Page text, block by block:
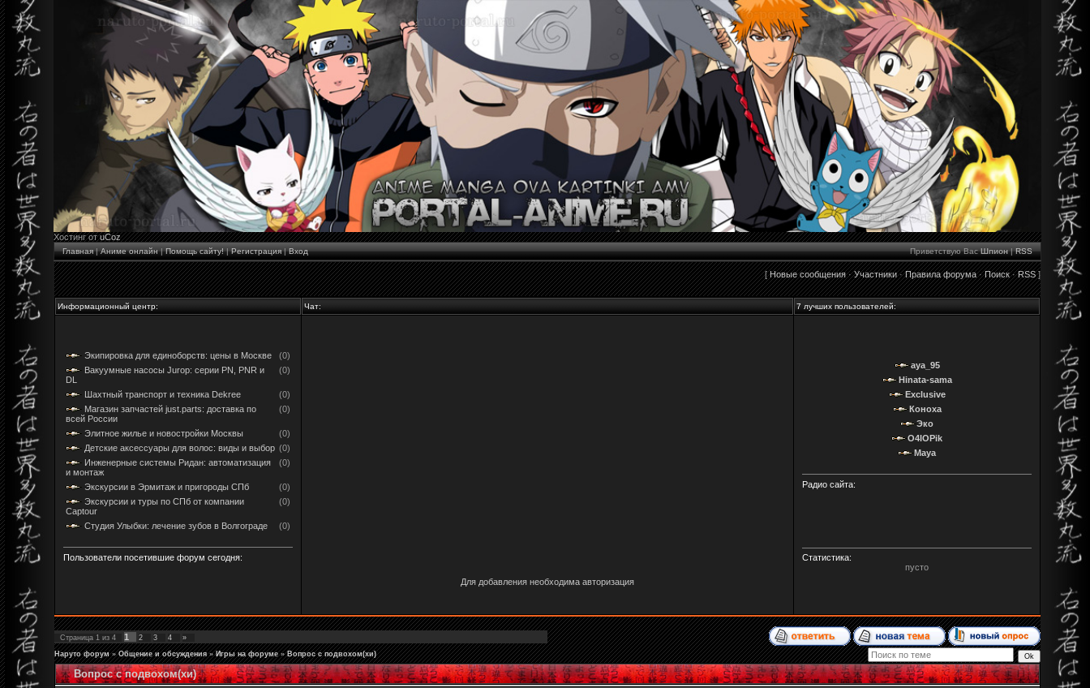
Хостинг отuCoz
Главная|Аниме онлайн|Помощь сайту!|Регистрация|Вход Приветствую Вас Шпион|RSS
[Новые сообщения·Участники·Правила форума·Поиск·RSS]
Информационный центр: Чат: 7 лучших пользователей:
Экипировка для единоборств: цены в Москве
(0)
Вакуумные насосы Jurop: серии PN, PNR и
DL
(0)
Шахтный транспорт и техника Dekree
(0)
Магазин запчастей just.parts: доставка по
всей России
(0)
Элитное жилье и новостройки Москвы
(0)
Детские аксессуары для волос: виды и выбор (0)
Инженерные системы Ридан: автоматизация
и монтаж
(0)
Экскурсии в Эрмитаж и пригороды СПб
(0)
Экскурсии и туры по СПб от компании
Captour
(0)
Студия Улыбки: лечение зубов в Волгограде (0)
Пользователи посетившие форум сегодня:
Для добавления необходима авторизация
aya_95
Hinata-sama
Exclusive
Коноха
Эко
O4IOPik
Maya
Радио сайта:
Статистика:
пусто
Страница 1 из 4 1 2 3 4
»
Наруто форум » Общение и обсуждения » Игры на форуме » Вопрос с подвохом(хи)
Вопрос с подвохом(хи)